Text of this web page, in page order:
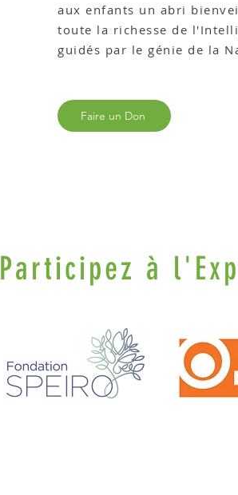
aux enfants un abri
toute la richesse de
guidés par le génie de la
Faire un Don
Participez à